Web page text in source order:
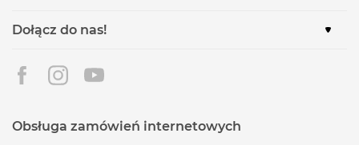
Dołącz do nas!
Obsługa zamówień internetowych